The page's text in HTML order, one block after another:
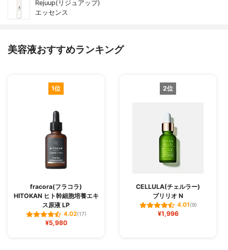
Rejuup(リジュアップ)
エッセンス
美容液おすすめランキング
1位
fracora(フラコラ)
HITOKAN ヒト幹細胞培養エキ
ス原液 LP
4.02(17)
¥5,980
2位
CELLULA(チェルラー)
ブリリオ N
4.01(9)
¥1,996